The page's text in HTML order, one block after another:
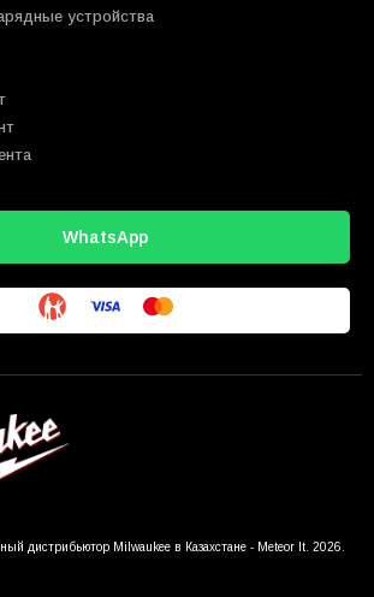
устройства
WhatsApp
дистрибьютор Milwaukee в Казахстане - Meteor It. 2026.